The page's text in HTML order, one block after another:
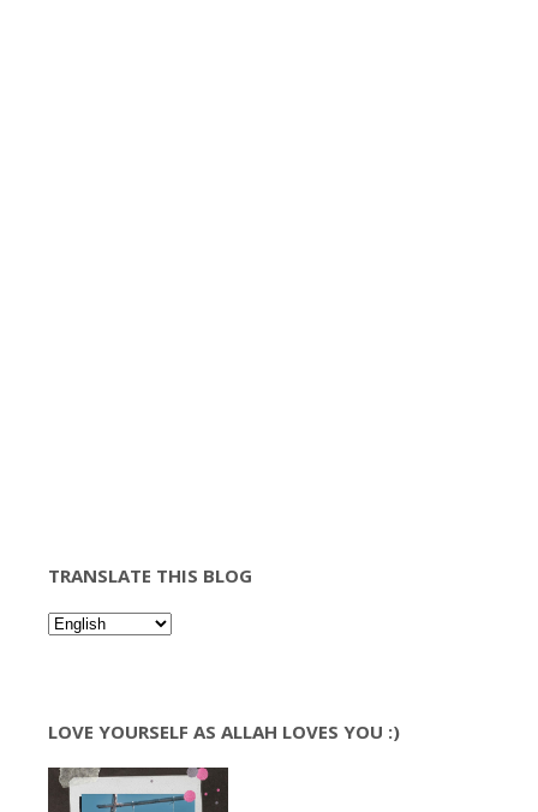
TRANSLATE THIS BLOG
LOVE YOURSELF AS ALLAH LOVES YOU :)